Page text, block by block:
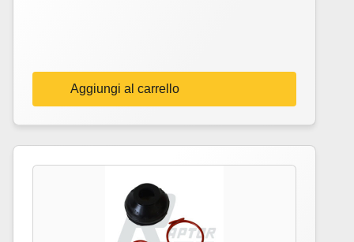
Aggiungi al carrello